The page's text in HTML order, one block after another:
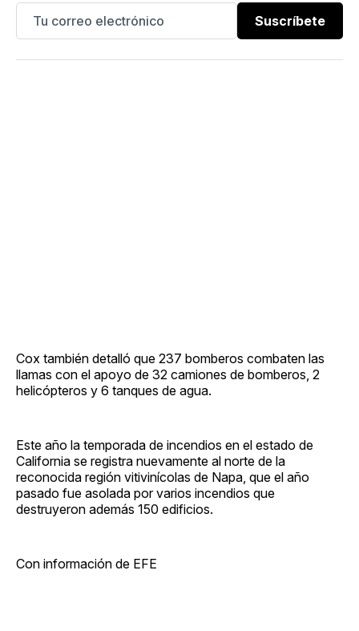
Suscríbete
Cox también detalló que 237 bomberos combaten las
llamas con el apoyo de 32 camiones de bomberos, 2
helicópteros y 6 tanques de agua.
Este año la temporada de incendios en el estado de
California se registra nuevamente al norte de la
reconocida región vitivinícolas de Napa, que el año
pasado fue asolada por varios incendios que
destruyeron además 150 edificios.
Con información de EFE